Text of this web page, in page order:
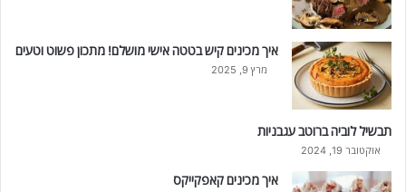
איך מכינים קיש בטטה אישי מושלם! מתכון פשוט וטעים
מרץ 9, 2025
תבשיל לוביה ברוטב עגבניות
אוקטובר 19, 2024
איך מכינים קאפקייקס